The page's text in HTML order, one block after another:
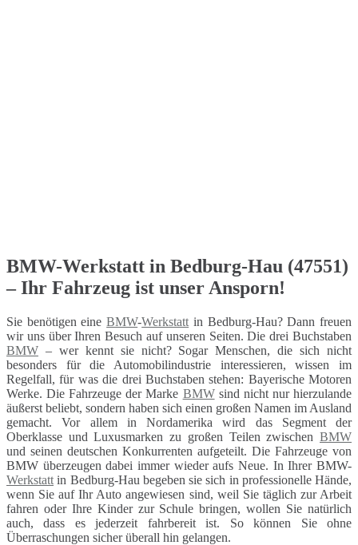
BMW-Werkstatt in Bedburg-Hau (47551)
– Ihr Fahrzeug ist unser Ansporn!
Sie benötigen eineBMW-Werkstatt in Bedburg-Hau? Dann freuen
wir uns über Ihren Besuch auf unseren Seiten. Die drei Buchstaben
BMW – wer kennt sie nicht? Sogar Menschen, die sich nicht
besonders für die Automobilindustrie interessieren, wissen im
Regelfall, für was die drei Buchstaben stehen: Bayerische Motoren
Werke. Die Fahrzeuge der Marke BMWsind nicht nur hierzulande
äußerst beliebt, sondern haben sich einen großen Namen im Ausland
gemacht. Vor allem in Nordamerika wird das Segment der
Oberklasse und Luxusmarken zu großen Teilen zwischen BMW
und seinen deutschen Konkurrenten aufgeteilt. Die Fahrzeuge von
BMW überzeugen dabei immer wieder aufs Neue. In Ihrer BMW-
Werkstatt in Bedburg-Hau begeben sie sich in professionelle Hände,
wenn Sie auf Ihr Auto angewiesen sind, weil Sie täglich zur Arbeit
fahren oder Ihre Kinder zur Schule bringen, wollen Sie natürlich
auch, dass es jederzeit fahrbereit ist. So können Sie ohne
Überraschungen sicher überall hin gelangen.